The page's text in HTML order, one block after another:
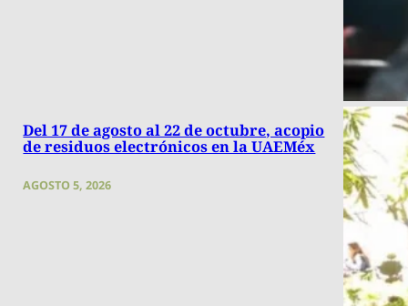
Del 17 de agosto al 22 de octubre, acopio
de residuos electrónicos en la UAEMéx
AGOSTO 5, 2026